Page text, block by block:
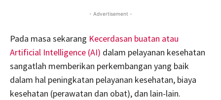
- Advertisement -
Pada masa sekarang Kecerdasan buatan atau
Artificial Intelligence (AI) dalam pelayanan kesehatan
sangatlah memberikan perkembangan yang baik
dalam hal peningkatan pelayanan kesehatan, biaya
kesehatan (perawatan dan obat), dan lain-lain.